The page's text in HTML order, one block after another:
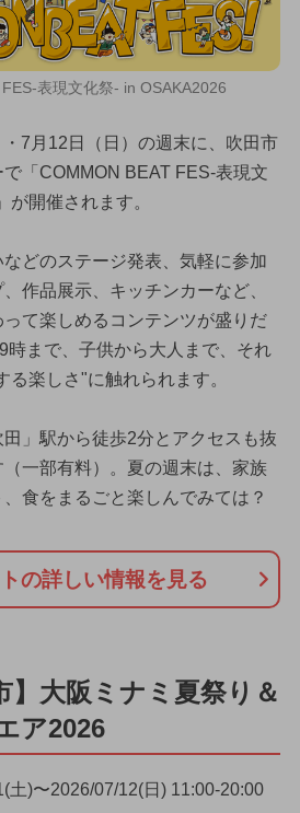
表現文化祭- in OSAKA2026
7月12日（日）の週末に、吹田市
「COMMON BEAT FES-表現文
開催されます。
どのステージ発表、気軽に参加
作品展示、キッチンカーなど、
て楽しめるコンテンツが盛りだ
まで、子供から大人まで、それ
る楽しさ"に触れられます。
」駅から徒歩2分とアクセスも抜
一部有料）。夏の週末は、家族
食をまるごと楽しんでみては？
の詳しい情報を見る
】大阪ミナミ夏祭り＆
ア2026
土)〜2026/07/12(日) 11:00-20:00